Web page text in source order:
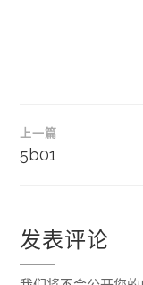
文
章
航
上一篇
5b01
发表评论